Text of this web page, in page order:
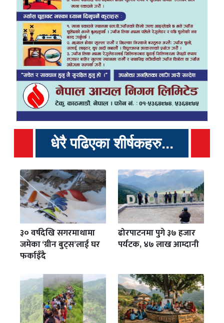
धेरै पढिएका शीर्षकहरु...
३० वर्षदेखि सगरमाथामा
जमेका ‘ग्रीन बुट्स’लाई घर
फर्काइँदै
ढोरपाटनमा पुगे ३७ हजार
पर्यटक, ४७ लाख आम्दानी